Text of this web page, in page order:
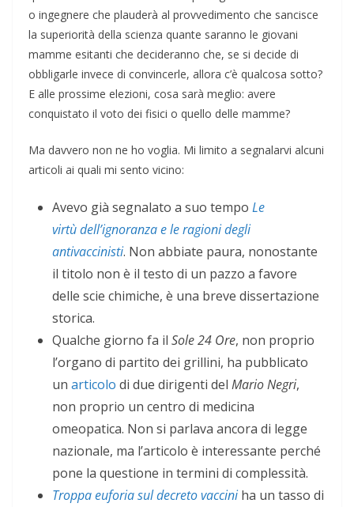
o ingegnere che plauderà al provvedimento che sancisce
la superiorità della scienza quante saranno le giovani
mamme esitanti che decideranno che, se si decide di
obbligarle invece di convincerle, allora c’è qualcosa sotto?
E alle prossime elezioni, cosa sarà meglio: avere
conquistato il voto dei fisici o quello delle mamme?
Ma davvero non ne ho voglia. Mi limito a segnalarvi alcuni
articoli ai quali mi sento vicino:
Avevo già segnalato a suo tempo Le
virtù dell’ignoranza e le ragioni degli
antivaccinisti. Non abbiate paura, nonostante
il titolo non è il testo di un pazzo a favore
delle scie chimiche, è una breve dissertazione
storica.
Qualche giorno fa il Sole 24 Ore, non proprio
l’organo di partito dei grillini, ha pubblicato
un articolo di due dirigenti del Mario Negri,
non proprio un centro di medicina
omeopatica. Non si parlava ancora di legge
nazionale, ma l’articolo è interessante perché
pone la questione in termini di complessità.
Troppa euforia sul decreto vaccini ha un tasso di